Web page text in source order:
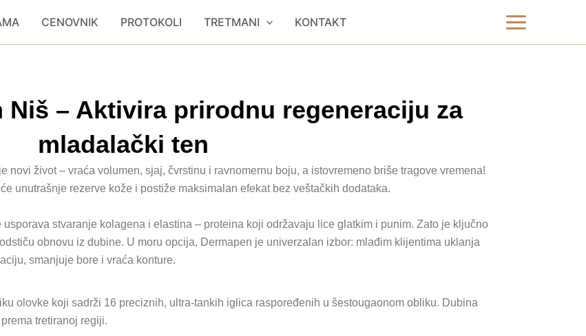
CENOVNIK PROTOKOLI TRETMANI KONTAKT
Main
Menu
Niš – Aktivira prirodnu regeneraciju za
mladalački ten
novi život – vraća volumen, sjaj, čvrstinu i ravnomernu boju, a istovremeno briše tragove vremena!
unutrašnje rezerve kože i postiže maksimalan efekat bez veštačkih dodataka.
stvaranje kolagena i elastina – proteina koji održavaju lice glatkim i punim. Zato je ključno
obnovu iz dubine. U moru opcija, Dermapen je univerzalan izbor: mlađim klijentima uklanja
smanjuje bore i vraća konture.
olovke koji sadrži 16 preciznih, ultra-tankih iglica raspoređenih u šestougaonom obliku. Dubina
tretiranoj regiji.